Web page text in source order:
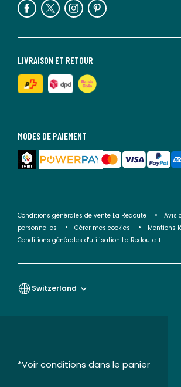
MODES DE PAIEMENT
LIVRAISON ET RETOUR
Conditions générales de vente La Redoute Avis
personnelles
Gérer mes cookies
Mentions
Conditions générales d'utilisation La Redoute +
Switzerland
*Voir conditions dans le panier